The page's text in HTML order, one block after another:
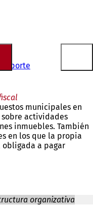
municipales en
actividades
inmuebles. También
en los que la propia
obligada a pagar
organizativa